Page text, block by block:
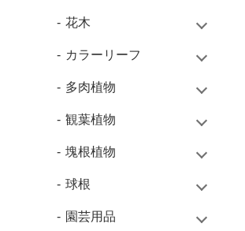
花木
カラーリーフ
多肉植物
観葉植物
塊根植物
球根
園芸用品